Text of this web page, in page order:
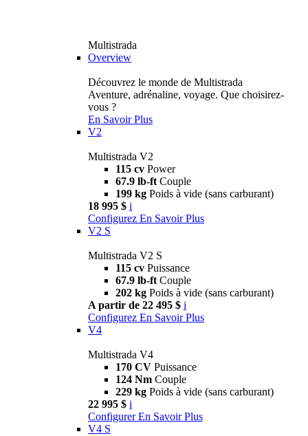
Multistrada
Overview
Découvrez le monde de Multistrada
Aventure, adrénaline, voyage. Que choisirez-
vous ?
En Savoir Plus
V2
Multistrada V2
115 cv Power
67.9 lb-ft Couple
199 kg Poids à vide (sans carburant)
18 995 $ i
Configurez En Savoir Plus
V2 S
Multistrada V2 S
115 cv Puissance
67.9 lb-ft Couple
202 kg Poids à vide (sans carburant)
A partir de 22 495 $ i
Configurez En Savoir Plus
V4
Multistrada V4
170 CV Puissance
124 Nm Couple
229 kg Poids à vide (sans carburant)
22 995 $ i
Configurer En Savoir Plus
V4 S